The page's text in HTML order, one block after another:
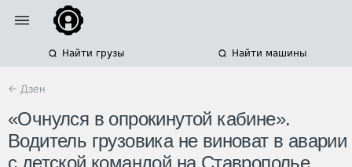
Найти грузы Найти машины
← Дзен
«Очнулся в опрокинутой кабине».
Водитель грузовика не виноват в аварии
с детской командой на Ставрополье